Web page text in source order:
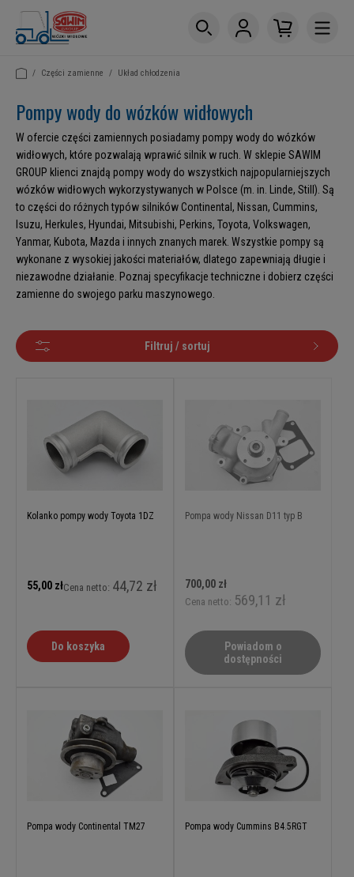
/ Części zamienne / Układ chłodzenia
Pompy wody do wózków widłowych
W ofercie części zamiennych posiadamy pompy wody do wózków
widłowych, które pozwalają wprawić silnik w ruch. W sklepie SAWIM
GROUP klienci znajdą pompy wody do wszystkich najpopularniejszych
wózków widłowych wykorzystywanych w Polsce (m. in. Linde, Still). Są
to części do różnych typów silników Continental, Nissan, Cummins,
Isuzu, Herkules, Hyundai, Mitsubishi, Perkins, Toyota, Volkswagen,
Yanmar, Kubota, Mazda i innych znanych marek. Wszystkie pompy są
wykonane z wysokiej jakości materiałów, dlatego zapewniają długie i
niezawodne działanie. Poznaj specyfikacje techniczne i dobierz części
zamienne do swojego parku maszynowego.
Filtruj / sortuj
Kolanko pompy wody Toyota 1DZ
55,00 złCena netto: 44,72 zł
Do koszyka
Pompa wody Nissan D11 typ B
700,00 zł
Cena netto: 569,11 zł
Powiadom o
dostępności
Pompa wody Continental TM27 Pompa wody Cummins B4.5RGT